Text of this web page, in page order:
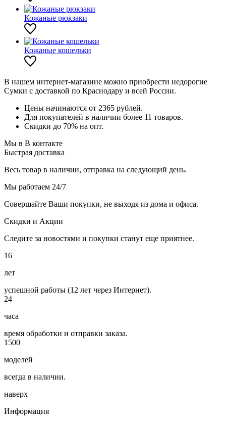
Кожаные рюкзаки
Кожаные кошельки
В нашем интернет-магазине можно приобрести недорогие
Сумки с доставкой по Краснодару и всей России.
Цены начинаются от 2365 рублей.
Для покупателей в наличии более 11 товаров.
Скидки до 70% на опт.
Мы в В контакте
Быстрая доставка
Весь товар в наличии, отправка на следующий день.
Мы работаем 24/7
Совершайте Ваши покупки, не выходя из дома и офиса.
Скидки и Акции
Следите за новостями и покупки станут еще приятнее.
16
лет
успешной работы (12 лет через Интернет).
24
часа
время обработки и отправки заказа.
1500
моделей
всегда в наличии.
наверх
Информация